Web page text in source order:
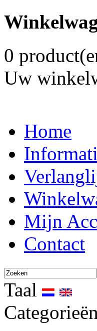
0
Uw
Home
Mijn
Contact
Taal
Categorieën